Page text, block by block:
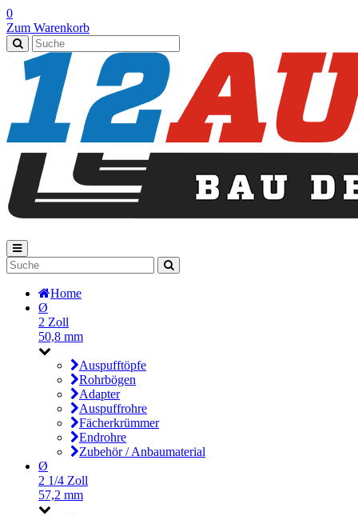
0
Zum Warenkorb
Home
Ø
2 Zoll
50,8 mm
Auspufftöpfe
Rohrbögen
Adapter
Auspuffrohre
Fächerkrümmer
Endrohre
Zubehör / Anbaumaterial
Ø
2 1/4 Zoll
57,2 mm